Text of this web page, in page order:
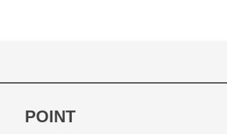
POINT